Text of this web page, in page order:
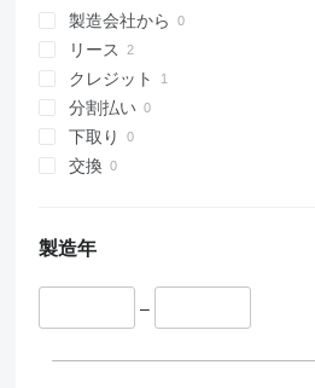
製造会社から
リース
クレジット
分割払い
下取り
交換
製造年
–